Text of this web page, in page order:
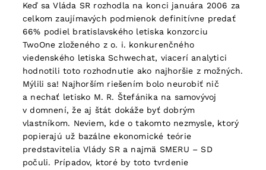
Keď sa Vláda SR rozhodla na konci januára 2006 za
celkom zaujímavých podmienok definitívne predať
66% podiel bratislavského letiska konzorciu
TwoOne zloženého z o. i. konkurenčného
viedenského letiska Schwechat, viacerí analytici
hodnotili toto rozhodnutie ako najhoršie z možných.
Mýlili sa! Najhorším riešením bolo neurobiť nič
a nechať letisko M. R. Štefánika na samovývoj
v domnení, že aj štát dokáže byť dobrým
vlastníkom. Neviem, kde o takomto nezmysle, ktorý
popierajú už bazálne ekonomické teórie
predstavitelia Vlády SR a najmä SMERU – SD
počuli. Prípadov, ktoré by toto tvrdenie